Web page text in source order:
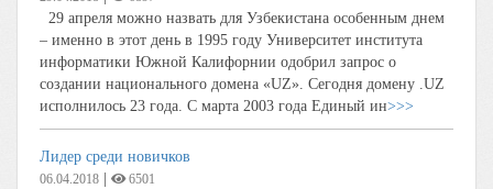
29 апреля можно назвать для Узбекистана особенным днем
– именно в этот день в 1995 году Университет института
информатики Южной Калифорнии одобрил запрос о
создании национального домена «UZ». Сегодня домену .UZ
исполнилось 23 года. С марта 2003 года Единый ин>>>
Лидер среди новичков
06.04.2018 6501